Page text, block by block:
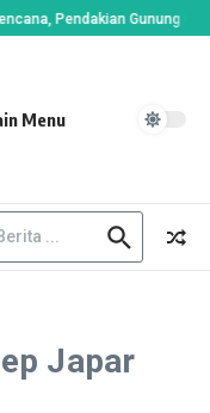
Pendakian Gunung Gede
Menu
Japar